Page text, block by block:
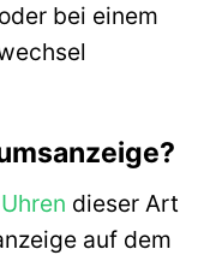
bei einem
dieser Art
auf dem